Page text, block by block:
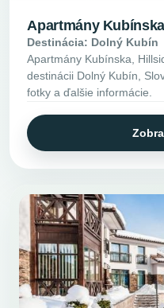
Apartmány
Destinácia: Dolný Kubín
Apartmány Kubínska,
destinácii Dolný Kubín,
fotky a ďalšie informácie.